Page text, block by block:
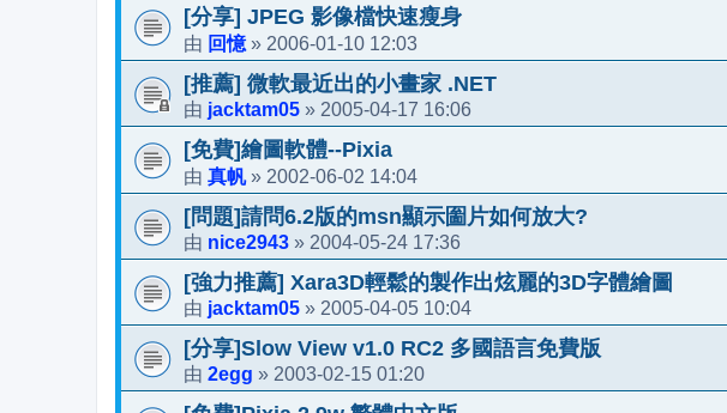
[分享] JPEG 影像檔快速瘦身
由 回憶» 2006-01-10 12:03
[推薦] 微軟最近出的小畫家 .NET
由 jacktam05 » 2005-04-17 16:06
[免費]繪圖軟體--Pixia
由 真帆» 2002-06-02 14:04
[問題]請問6.2版的msn顯示圗片如何放大?
由 nice2943 » 2004-05-24 17:36
[強力推薦] Xara3D輕鬆的製作出炫麗的3D字體繪圖
由 jacktam05 » 2005-04-05 10:04
[分享]Slow View v1.0 RC2 多國語言免費版
由 2egg » 2003-02-15 01:20